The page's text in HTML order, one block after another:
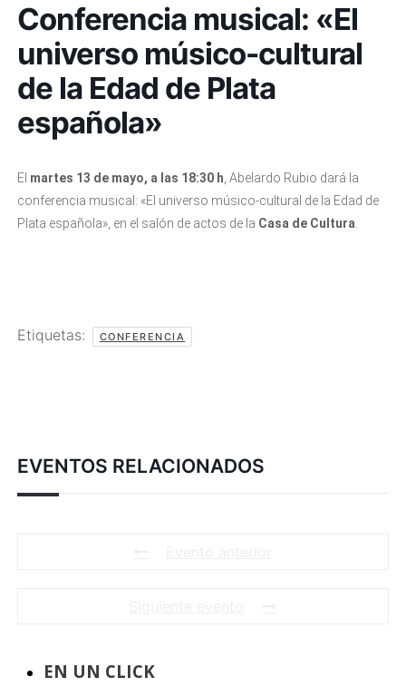
Conferencia musical: «El
universo músico-cultural
de la Edad de Plata
española»
El martes 13 de mayo, a las 18:30 h , Abelardo Rubio dará la
conferencia musical: «El universo músico-cultural de la Edad de
Plata española», en el salón de actos de la Casa de Cultura
Etiquetas: CONFERENCIA
EVENTOS RELACIONADOS
EN UN CLICK